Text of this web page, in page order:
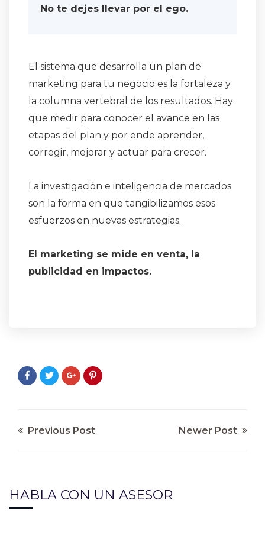
No te dejes llevar por el ego.
El sistema que desarrolla un plan de
marketing para tu negocio es la fortaleza y
la columna vertebral de los resultados. Hay
que medir para conocer el avance en las
etapas del plan y por ende aprender,
corregir, mejorar y actuar para crecer.
La investigación e inteligencia de mercados
son la forma en que tangibilizamos esos
esfuerzos en nuevas estrategias.
El marketing se mide en venta, la
publicidad en impactos.
Previous Post Newer Post
HABLA CON UN ASESOR